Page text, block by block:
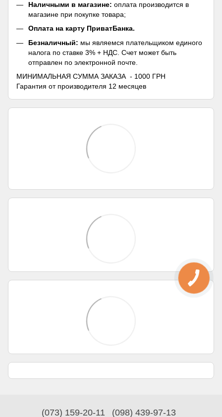
Наличными в магазине: оплата производится в
магазине при покупке товара;
Оплата на карту ПриватБанка.
Безналичный: мы являемся плательщиком единого
налога по ставке 3% + НДС. Счет может быть
отправлен по электронной почте.
МИНИМАЛЬНАЯ СУММА ЗАКАЗА - 1000 ГРН
Гарантия от производителя 12 месяцев
(073) 159-20-11 (098) 439-97-13